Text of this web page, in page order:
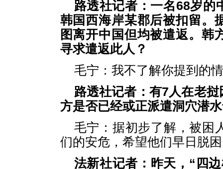
路透社记者：一名68岁的
韩国西海岸某郡后被扣留。
图离开中国但均被遣返。韩
寻求遣返此人？
毛宁：我不了解你提到的
路透社记者：有7人在老
方是否已经或正派遣洞穴潜
毛宁：据初步了解，被困
们的安危，希望他们早日脱
法新社记者：昨天，“四